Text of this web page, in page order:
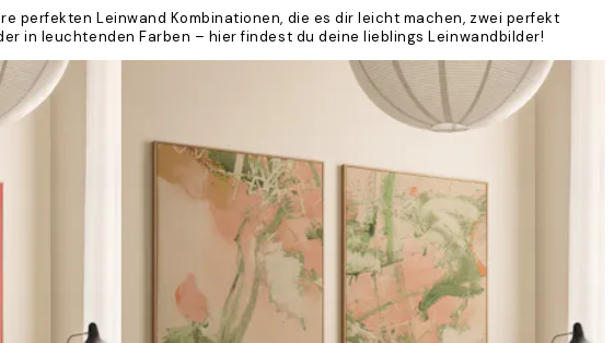
perfekten Leinwand Kombinationen, die es dir leicht machen, zwei perfekt
in leuchtenden Farben – hier findest du deine lieblings Leinwandbilder!